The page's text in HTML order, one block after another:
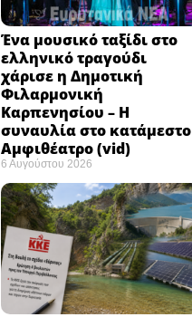
Ένα μουσικό ταξίδι στο
ελληνικό τραγούδι
χάρισε η Δημοτική
Φιλαρμονική
Καρπενησίου – Η
συναυλία στο κατάμεστο
Αμφιθέατρο (vid)
6 Αυγούστου 2026